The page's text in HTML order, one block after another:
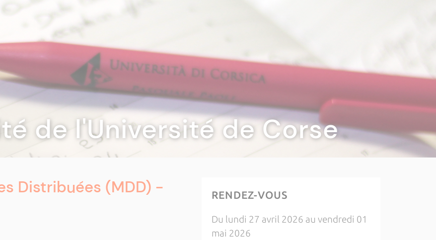
de l'Université de Corse
Distribuées (MDD) -
RENDEZ-VOUS
Du lundi 27 avril 2026 au vendredi 01
mai 2026